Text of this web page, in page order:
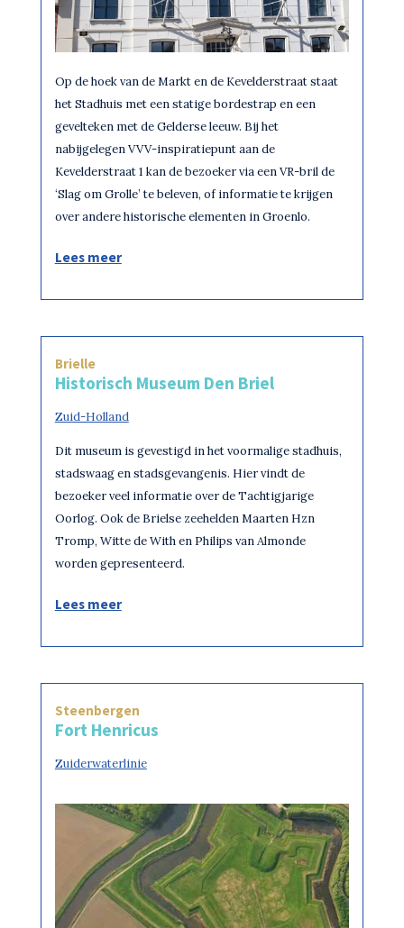
Op de hoek van de Markt en de Kevelderstraat staat
het Stadhuis met een statige bordestrap en een
gevelteken met de Gelderse leeuw. Bij het
nabijgelegen VVV-inspiratiepunt aan de
Kevelderstraat 1 kan de bezoeker via een VR-bril de
‘Slag om Grolle’ te beleven, of informatie te krijgen
over andere historische elementen in Groenlo.
Lees meer
Brielle
Historisch Museum Den Briel
Zuid-Holland
Dit museum is gevestigd in het voormalige stadhuis,
stadswaag en stadsgevangenis. Hier vindt de
bezoeker veel informatie over de Tachtigjarige
Oorlog. Ook de Brielse zeehelden Maarten Hzn
Tromp, Witte de With en Philips van Almonde
worden gepresenteerd.
Lees meer
Steenbergen
Fort Henricus
Zuiderwaterlinie